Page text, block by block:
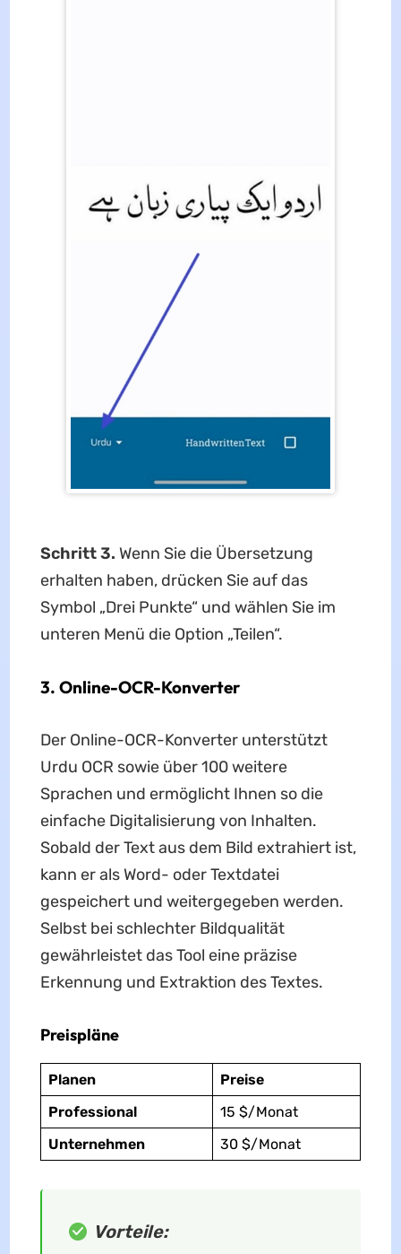
Schritt 3. Wenn Sie die Übersetzung
erhalten haben, drücken Sie auf das
Symbol „Drei Punkte“ und wählen Sie im
unteren Menü die Option „Teilen“.
3. Online-OCR-Konverter
Der Online-OCR-Konverter unterstützt
Urdu OCR sowie über 100 weitere
Sprachen und ermöglicht Ihnen so die
einfache Digitalisierung von Inhalten.
Sobald der Text aus dem Bild extrahiert ist,
kann er als Word- oder Textdatei
gespeichert und weitergegeben werden.
Selbst bei schlechter Bildqualität
gewährleistet das Tool eine präzise
Erkennung und Extraktion des Textes.
Preispläne
Planen
Preise
Professional
15 $/Monat
Unternehmen
30 $/Monat
Vorteile: